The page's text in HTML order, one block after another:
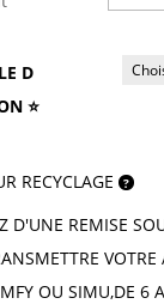
D
⭐
RECYCLAGE
D'UNE REMISE
VOTRE
OU SIMU,DE 6